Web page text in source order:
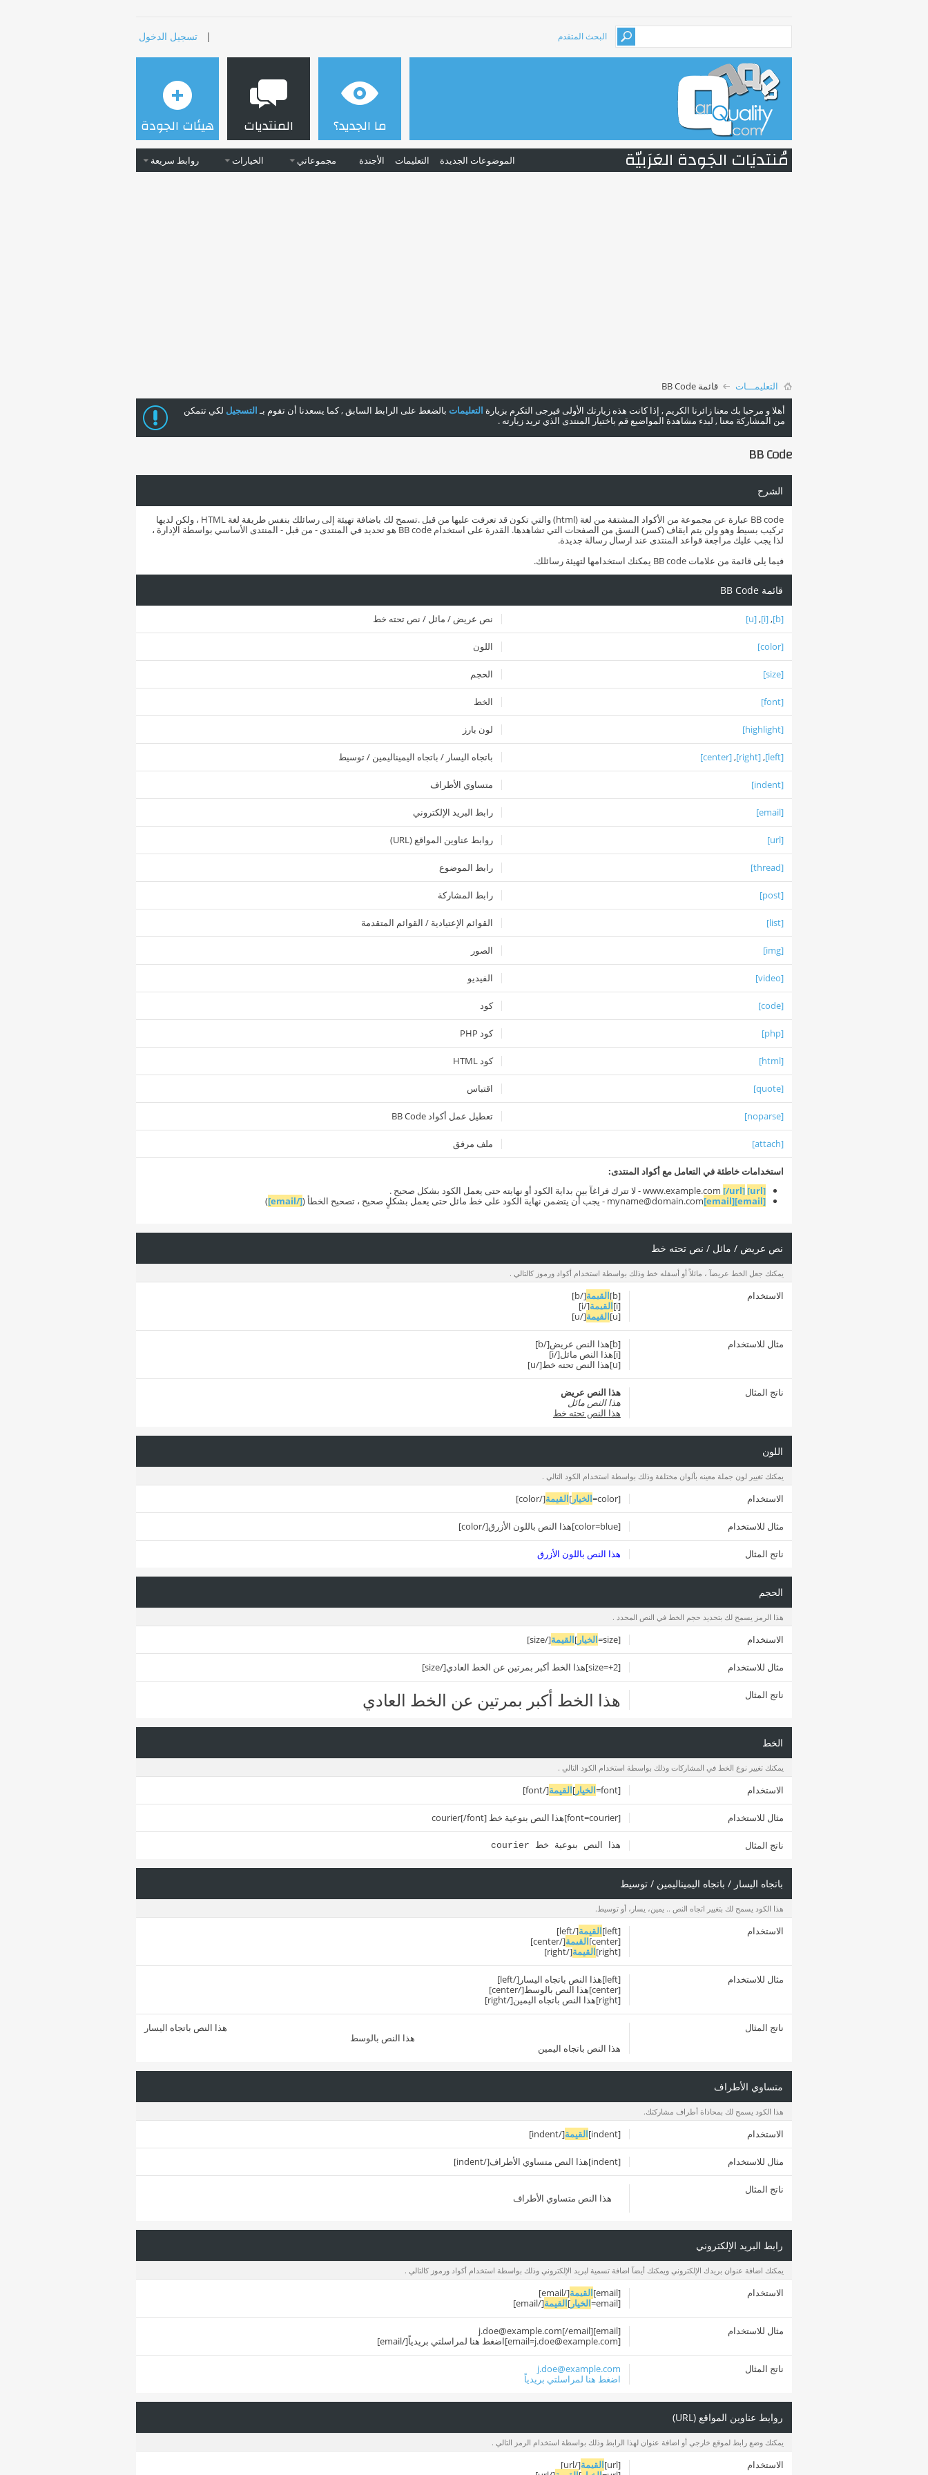
البحث المتقدم | تسجيل الدخول
ما الجديد؟ المنتديات
الموضوعات الجديدة التعليمات الأجندة مجموعاتي الخيارات روابط سريعة
هيئات الجودة
مُنتديَات الجَودة العَرَبيّة
التعليمـــات
قائمة BB Code
أهلا و مرحبا بك معنا زائرنا الكريم , إذا كانت هذه زيارتك الأولى فيرجى التكرم بزيارة التعليمات بالضغط على الرابط السابق , كما يسعدنا أن تقوم بـالتسجيل لكي تتمكن
من المشاركة معنا , لبدء مشاهدة المواضيع قم باختيار المنتدى الذي تريد زيارته .
BB Code
الشرح
BB code عبارة عن مجموعة من الأكواد المشتقة من لغة (html) والتي تكون قد تعرفت عليها من قبل .تسمح لك باضافة تهيئة إلى رسائلك بنفس طريقة لغة HTML ، ولكن لديها
تركيب بسيط وهو ولن يتم ايقاف (كسر) النسق من الصفحات التي تشاهدها. القدرة على استخدام BB code هو تحديد في المنتدى - من قبل - المنتدى الأساسي بواسطة الإدارة ،
لذا يجب عليك مراجعة قواعد المنتدى عند ارسال رسالة جديدة.
فيما يلى قائمة من علامات BB code يمكنك استخدامها لتهيئة رسائلك.
قائمة BB Code
نص عريض / مائل / نص تحته خط [b]
,
[i]
,
[u]
اللون [color]
الحجم [size]
الخط [font]
لون بارز [highlight]
باتجاه اليسار / باتجاه اليميناليمين / توسيط [left]
,
[right]
,
[center]
متساوي الأطراف [indent]
رابط البريد الإلكتروني [email]
روابط عناوين المواقع (URL) [url]
رابط الموضوع [thread]
رابط المشاركة [post]
القوائم الإعتيادية / القوائم المتقدمة [list]
الصور [img]
الفيديو [video]
كود [code]
كود PHP [php]
كود HTML [html]
اقتباس [quote]
تعطيل عمل أكواد BB Code [noparse]
ملف مرفق [attach]
استخدامات خاطئة في التعامل مع أكواد المنتدى:
[url]
[/url]
- لا تترك فراغآ بين بداية الكود أو نهايته حتى يعمل الكود بشكل صحيح .
[email]
myname@domain.com[email] - يجب أن يتضمن نهاية الكود على خط مائل حتى يعمل بشكلٍ صحيح ، تصحيح الخطأ ([/email]
)
نص عريض / مائل / نص تحته خط
يمكنك جعل الخط عريضآ ، مائلاً أو أسفله خط وذلك بواسطة استخدام أكواد ورموز كالتالي .
[b] القيمة[/b]
[i] القيمة[/i]
[u]
القيمة[/u]
الاستخدام
[b]هذا النص عريض[/b]
[i]هذا النص مائل[/i]
[u]هذا النص تحته خط[/u]
مثال للاستخدام
هذا النص عريض
هذا النص مائل
هذا النص تحته خط
ناتج المثال
اللون
يمكنك تغيير لون جملة معينه بألوان مختلفة وذلك بواسطة استخدام الكود التالي .
[color= الخيار]القيمة[/color] الاستخدام
[color=blue]هذا النص باللون الأزرق[/color] مثال للاستخدام
هذا النص باللون الأزرق ناتج المثال
الحجم
هذا الرمز يسمح لك بتحديد حجم الخط في النص المحدد .
[size= الخيار]القيمة[/size] الاستخدام
[size=+2]هذا الخط أكبر بمرتين عن الخط العادي[/size] مثال للاستخدام
هذا الخط أكبر بمرتين عن الخط العادي ناتج المثال
الخط
يمكنك تغيير نوع الخط في المشاركات وذلك بواسطة استخدام الكود التالي .
[font= الخيار]القيمة[/font] الاستخدام
[font=courier]هذا النص بنوعية خط courier[/font] مثال للاستخدام
هذا النص بنوعية خط courier ناتج المثال
باتجاه اليسار / باتجاه اليميناليمين / توسيط
هذا الكود يسمح لك بتغيير اتجاه النص .. يمين، يسار، أو توسيط.
[left] القيمة[/left]
[center]
القيمة[/center]
[right]
القيمة[/right]
الاستخدام
[left]هذا النص باتجاه اليسار[/left]
[center]هذا النص بالوسط[/center]
[right]هذا النص باتجاه اليمين[/right]
مثال للاستخدام
هذا النص باتجاه اليسار
هذا النص بالوسط
هذا النص باتجاه اليمين
ناتج المثال
متساوي الأطراف
هذا الكود يسمح لك بمحاذاة أطراف مشاركتك.
[indent] القيمة[/indent] الاستخدام
[indent]هذا النص متساوي الأطراف[/indent] مثال للاستخدام
هذا النص متساوي الأطراف
ناتج المثال
رابط البريد الإلكتروني
يمكنك اضافة عنوان بريدك الإلكتروني ويمكنك أيضآ اضافة تسمية لبريد الإلكتروني وذلك بواسطة استخدام أكواد ورموز كالتالي .
[email] القيمة[/email]
[email=
الخيار]القيمة[/email]
الاستخدام
[email]
j.doe@example.com[/email]
[
email=j.doe@example.com]اضغط هنا لمراسلتي بريدياً[/email]
مثال للاستخدام
j.doe@example.com
اضغط هنا لمراسلتي بريدياً
ناتج المثال
روابط عناوين المواقع (URL)
يمكنك وضع رابط لموقع خارجي أو اضافة عنوان لهذا الرابط وذلك بواسطة استخدام الرمز التالي .
[url] القيمة[/url]
الاستخدام